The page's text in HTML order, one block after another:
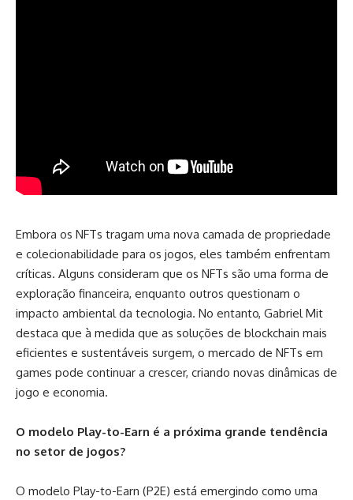
Embora os NFTs tragam uma nova camada de propriedade
e colecionabilidade para os jogos, eles também enfrentam
críticas. Alguns consideram que os NFTs são uma forma de
exploração financeira, enquanto outros questionam o
impacto ambiental da tecnologia. No entanto, Gabriel Mit
destaca que à medida que as soluções de blockchain mais
eficientes e sustentáveis surgem, o mercado de NFTs em
games pode continuar a crescer, criando novas dinâmicas de
jogo e economia.
O modelo Play-to-Earn é a próxima grande tendência
no setor de jogos?
O modelo Play-to-Earn (P2E) está emergindo como uma